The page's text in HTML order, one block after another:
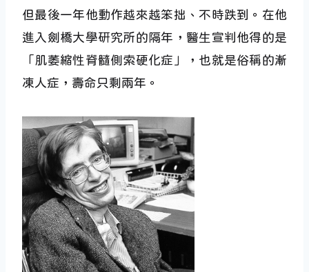
但最後一年他動作越來越笨拙、不時跌到。在他
進入劍橋大學研究所的隔年，醫生宣判他得的是
「肌萎縮性脊髓側索硬化症」，也就是俗稱的漸
凍人症，壽命只剩兩年。